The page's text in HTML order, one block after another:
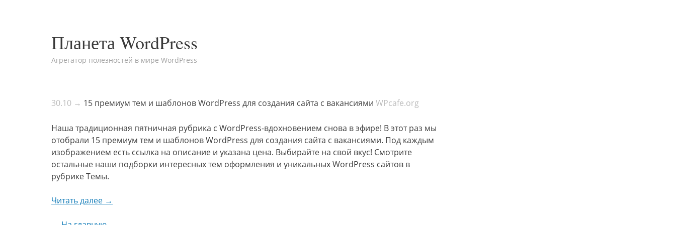
Планета WordPress
Агрегатор полезностей в мире WordPress
30.10 → 15 премиум тем и шаблонов WordPress для создания сайта с вакансиями WPcafe.org
Наша традиционная пятничная рубрика с WordPress-вдохновением снова в эфире! В этот раз мы
отобрали 15 премиум тем и шаблонов WordPress для создания сайта с вакансиями. Под каждым
изображением есть ссылка на описание и указана цена. Выбирайте на свой вкус! Смотрите
остальные наши подборки интересных тем оформления и уникальных WordPress сайтов в
рубрике Темы.
Читать далее →